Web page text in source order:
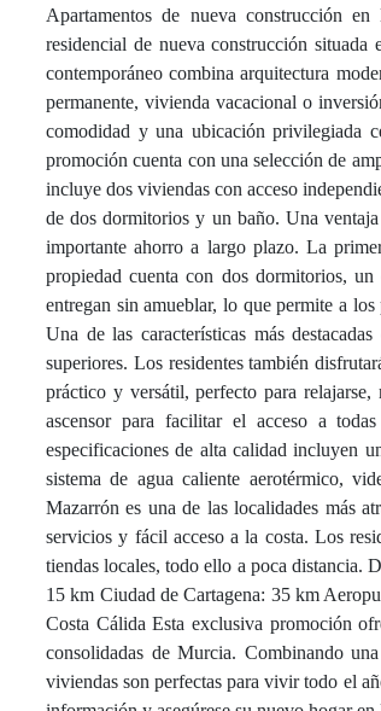
Apartamentos de nueva construcción
residencial de nueva construcción
contemporáneo combina arquitectura
permanente, vivienda vacacional o
comodidad y una ubicación privilegiada
promoción cuenta con una selección de
incluye dos viviendas con acceso
de dos dormitorios y un baño. Una
importante ahorro a largo plazo. La
propiedad cuenta con dos dormitorios,
entregan sin amueblar, lo que permite a
Una de las características más
superiores. Los residentes también
práctico y versátil, perfecto para
ascensor para facilitar el acceso a
especificaciones de alta calidad incluyen
sistema de agua caliente aerotérmico,
Mazarrón es una de las localidades más
servicios y fácil acceso a la costa. Los
tiendas locales, todo ello a poca distancia.
15 km Ciudad de Cartagena: 35 km
Costa Cálida Esta exclusiva promoción
consolidadas de Murcia. Combinando
viviendas son perfectas para vivir todo el